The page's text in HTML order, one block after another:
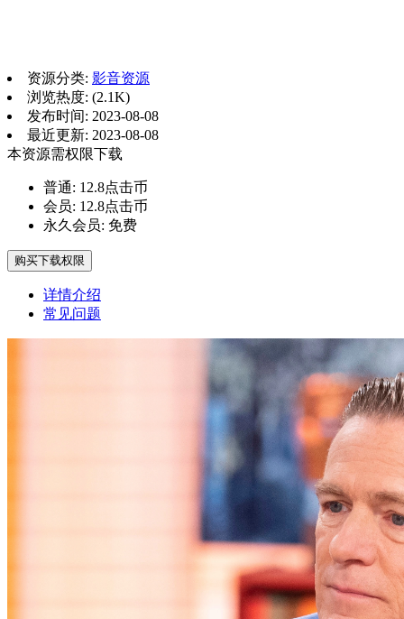
资源分类: 影音资源
浏览热度: (2.1K)
发布时间: 2023-08-08
最近更新: 2023-08-08
本资源需权限下载
普通: 12.8点击币
会员: 12.8点击币
永久会员: 免费
购买下载权限
详情介绍
常见问题